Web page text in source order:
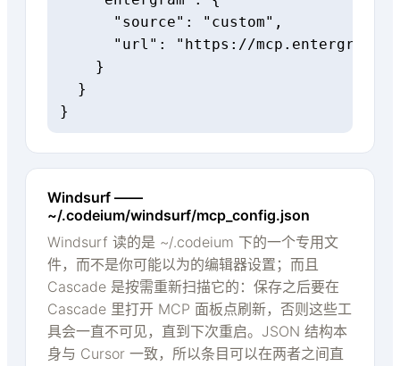
      "source": "custom",
"url": "https://
    }
  }
}
Windsurf ——
~/.codeium/windsurf/mcp_config.json
Windsurf 读的是 ~/.codeium 下的一个专用文
件，而不是你可能以为的编辑器设置；而且
Cascade 是按需重新扫描它的：保存之后要在
Cascade 里打开 MCP 面板点刷新，否则这些工
具会一直不可见，直到下次重启。JSON 结构本
身与 Cursor 一致，所以条目可以在两者之间直